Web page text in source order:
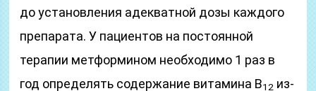
до установления адекватной дозы каждого
препарата. У пациентов на постоянной
терапии метформином необходимо 1 раз в
год определять содержание витамина B12 из-